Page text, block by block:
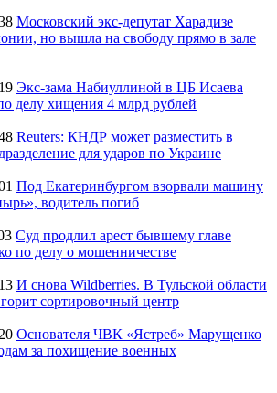
Московский экс-депутат Харадизе
но вышла на свободу прямо в зале
Экс-зама Набиуллиной в ЦБ Исаева
делу хищения 4 млрд рублей
Reuters: КНДР может разместить в
для ударов по Украине
Под Екатеринбургом взорвали машину
водитель погиб
Суд продлил арест бывшему главе
по делу о мошенничестве
И снова Wildberries. В Тульской области
сортировочный центр
Основателя ЧВК «Ястреб» Марущенко
за похищение военных